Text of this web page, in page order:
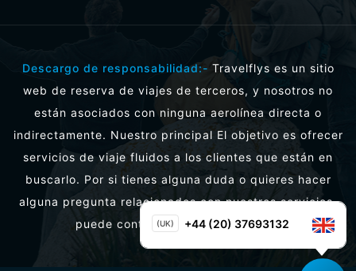
(UK) +44 (20) 37693132
Descargo de responsabilidad:- Travelflys es un sitio
web de reserva de viajes de terceros, y nosotros no
están asociados con ninguna aerolínea directa o
indirectamente. Nuestro principal El objetivo es ofrecer
servicios de viaje fluidos a los clientes que están en
buscarlo. Por si tienes alguna duda o quieres hacer
alguna pregunta relacionados con nuestros servicios,
puede contactarnos directamente.